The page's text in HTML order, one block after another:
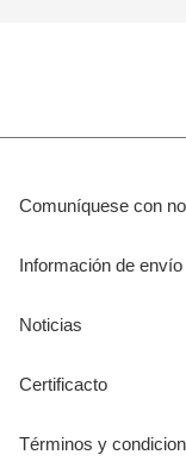
Comuníquese con
Información de envío
Noticias
Certificacto
Términos y